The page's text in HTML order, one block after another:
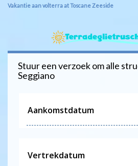
Vakantie aan volterra at Toscane Zeeside
Stuur een verzoek om alle
Seggiano